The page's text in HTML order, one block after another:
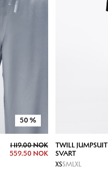
50 %
1 119.00 NOK
559.50 NOK
TWILL JUMPSUIT
SVART
XSSMLXL